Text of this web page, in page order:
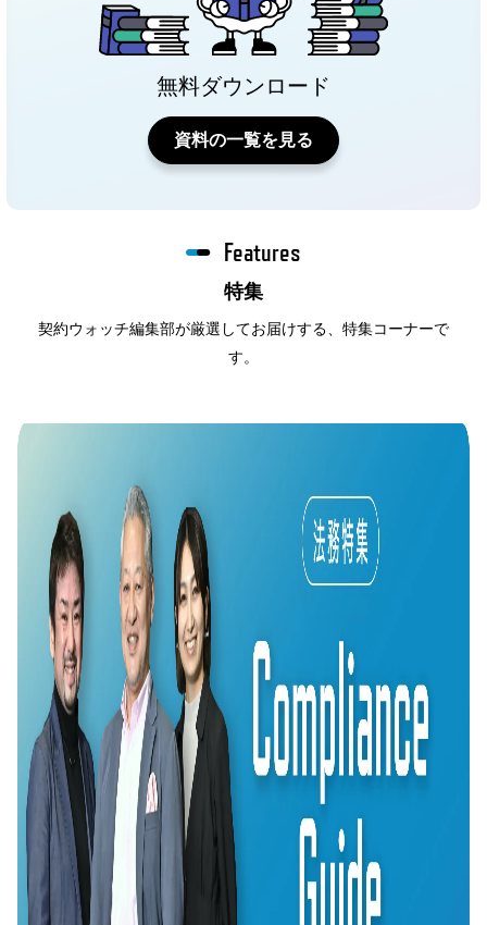
無料ダウンロード
資料の一覧を見る
特集
Features
契約ウォッチ編集部が厳選してお届けする、特集コーナーで
す。